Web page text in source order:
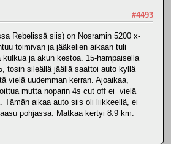
#4493
Rebelissä siis) on Nosramin 5200 x-
toimivan ja jääkelien aikaan tuli
ja akun kestoa. 15-hampaisella
tosin sileällä jäällä saattoi auto kyllä
vielä uudemman kerran. Ajoaikaa,
mutta noparin 4s cut off ei vielä
Tämän aikaa auto siis oli liikkeellä, ei
pohjassa. Matkaa kertyi 8.9 km.